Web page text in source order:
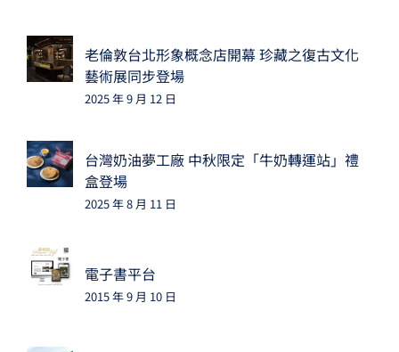
老倫敦台北形象概念店開幕 珍藏之復古文化
藝術展同步登場
2025 年 9 月 12 日
台灣奶油夢工廠 中秋限定「牛奶轉運站」禮
盒登場
2025 年 8 月 11 日
電子書平台
2015 年 9 月 10 日